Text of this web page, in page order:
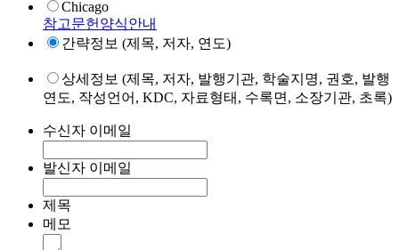
Chicago
참고문헌양식안내
간략정보 (제목, 저자, 연도)
상세정보 (제목, 저자, 발행기관, 학술지명, 권호, 발행
연도, 작성언어, KDC, 자료형태, 수록면, 소장기관, 초록)
수신자 이메일
발신자 이메일
제목
메모